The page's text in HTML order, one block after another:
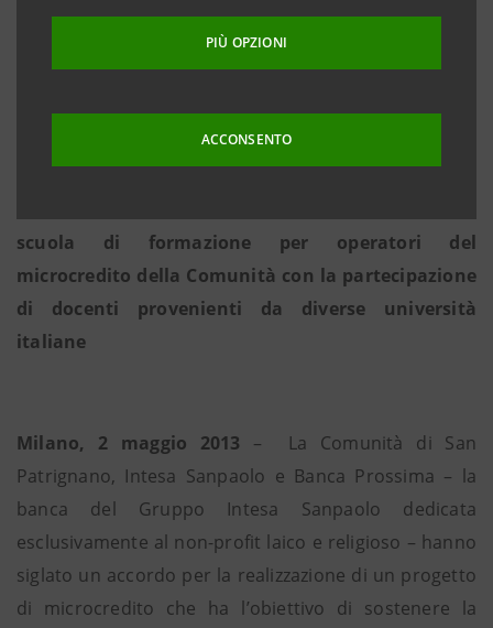
PIÙ OPZIONI
ACCONSENTO
scuola di formazione per operatori del
microcredito della Comunità con la partecipazione
di docenti provenienti da diverse università
italiane
Milano, 2 maggio 2013 – La Comunità di San
Patrignano, Intesa Sanpaolo e Banca Prossima – la
banca del Gruppo Intesa Sanpaolo dedicata
esclusivamente al non-profit laico e religioso – hanno
siglato un accordo per la realizzazione di un progetto
di microcredito che ha l’obiettivo di sostenere la